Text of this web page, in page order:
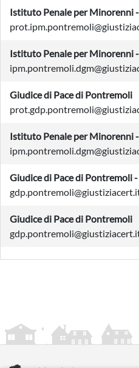
Istituto Penale per Minorenni
Istituto Penale per Minorenni
Giudice di Pace di Pontremoli
Istituto Penale per Minorenni
Giudice di Pace di Pontremoli
Giudice di Pace di Pontremoli